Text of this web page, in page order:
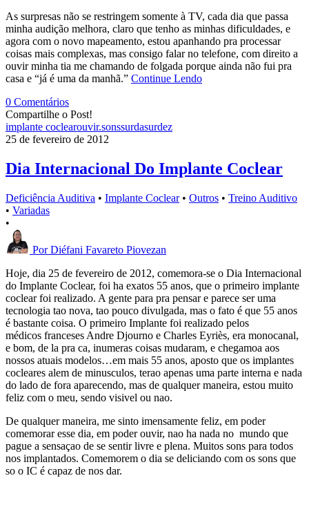
As surpresas não se restringem somente à TV, cada dia que passa
minha audição melhora, claro que tenho as minhas dificuldades, e
agora com o novo mapeamento, estou apanhando pra processar
coisas mais complexas, mas consigo falar no telefone, com direito a
ouvir minha tia me chamando de folgada porque ainda não fui pra
casa e “já é uma da manhã.” Continue Lendo
0 Comentários
Compartilhe o Post!
implante coclearouvir.sonssurdasurdez
25 de fevereiro de 2012
Dia Internacional Do Implante Coclear
Deficiência Auditiva • Implante Coclear • Outros • Treino Auditivo
• Variadas
•
Por Diéfani Favareto Piovezan
Hoje, dia 25 de fevereiro de 2012, comemora-se o Dia Internacional
do Implante Coclear, foi ha exatos 55 anos, que o primeiro implante
coclear foi realizado. A gente para pra pensar e parece ser uma
tecnologia tao nova, tao pouco divulgada, mas o fato é que 55 anos
é bastante coisa. O primeiro Implante foi realizado pelos
médicos franceses Andre Djourno e Charles Eyriès, era monocanal,
e bom, de la pra ca, inumeras coisas mudaram, e chegamoa aos
nossos atuais modelos…em mais 55 anos, aposto que os implantes
cocleares alem de minusculos, terao apenas uma parte interna e nada
do lado de fora aparecendo, mas de qualquer maneira, estou muito
feliz com o meu, sendo visivel ou nao.
De qualquer maneira, me sinto imensamente feliz, em poder
comemorar esse dia, em poder ouvir, nao ha nada no mundo que
pague a sensaçao de se sentir livre e plena. Muitos sons para todos
nos implantados. Comemorem o dia se deliciando com os sons que
so o IC é capaz de nos dar.